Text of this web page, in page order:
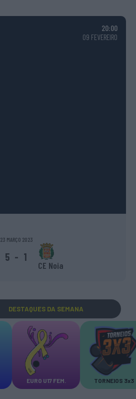
20:00
09 FEVEREIRO
23 MARÇO 2023
5 - 1
CE Noia
DESTAQUES DA SEMANA
EURO U17 FEM. TORNEIOS 3x3